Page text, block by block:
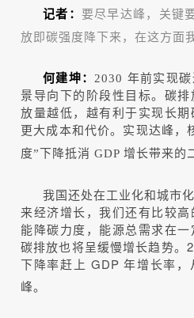
记者： 要尽早达峰，关键
放即碳强度降下来，在这方面
何建坤： 2030 年前实现
景导向下的阶段性目标。碳
放量越低，越有利于实现长
更大成本和代价。实现达峰，
度”下降抵消 GDP 增长带来的
我国还处在工业化和城市
来经济增长，我们还有比较
能降碳力度，能源总需求在一
碳排放也将呈缓慢增长趋势。
下降率赶上 GDP 年增长率
峰。